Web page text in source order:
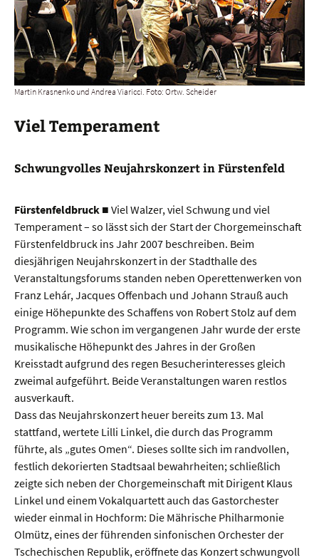
Martin Krasnenko und Andrea Viaricci. Foto: Ortw. Scheider
Viel Temperament
Schwungvolles Neujahrskonzert in Fürstenfeld
Fürstenfeldbruck ■ Viel Walzer, viel Schwung und viel
Temperament – so lässt sich der Start der Chorgemeinschaft
Fürstenfeldbruck ins Jahr 2007 beschreiben. Beim
diesjährigen Neujahrskonzert in der Stadthalle des
Veranstaltungsforums standen neben Operettenwerken von
Franz Lehár, Jacques Offenbach und Johann Strauß auch
einige Höhepunkte des Schaffens von Robert Stolz auf dem
Programm. Wie schon im vergangenen Jahr wurde der erste
musikalische Höhepunkt des Jahres in der Großen
Kreisstadt aufgrund des regen Besucherinteresses gleich
zweimal aufgeführt. Beide Veranstaltungen waren restlos
ausverkauft.
Dass das Neujahrskonzert heuer bereits zum 13. Mal
stattfand, wertete Lilli Linkel, die durch das Programm
führte, als „gutes Omen“. Dieses sollte sich im randvollen,
festlich dekorierten Stadtsaal bewahrheiten; schließlich
zeigte sich neben der Chorgemeinschaft mit Dirigent Klaus
Linkel und einem Vokalquartett auch das Gastorchester
wieder einmal in Hochform: Die Mährische Philharmonie
Olmütz, eines der führenden sinfonischen Orchester der
Tschechischen Republik, eröffnete das Konzert schwungvoll